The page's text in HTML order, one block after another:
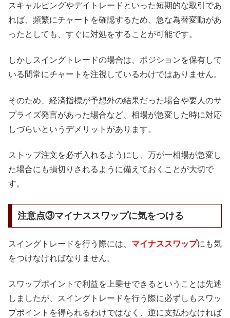
スキャルピングやデイトレードといった短期的な取引であ
れば、頻繁にチャートを確認するため、急な為替変動があ
ったとしても、すぐに対処をすることが可能です。
しかしスイングトレードの場合は、ポジションを保有して
いる間常にチャートを注視しているわけではありません。
そのため、経済指標が予想外の結果だった場合や要人のサ
プライズ発言があった場合など、相場が急変した時に対応
しづらいというデメリットがあります。
ストップ注文を必ず入れるようにし、万が一相場が急変し
た場合にも損切りされるように備えておくことが大切で
す。
注意点③マイナススワップに気をつける
スイングトレードを行う際には、 マイナススワップにも気
をつけなければなりません。
スワップポイントで利益を上乗せできるということは先述
しましたが、スイングトレードを行う際に必ずしもスワッ
プポイントを得られるわけではなく、逆に支払わなければ